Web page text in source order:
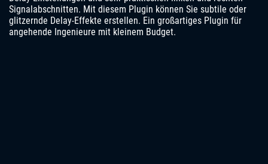
Signalabschnitten. Mit diesem Plugin können Sie subtile oder
glitzernde Delay-Effekte erstellen. Ein großartiges Plugin für
angehende Ingenieure mit kleinem Budget.